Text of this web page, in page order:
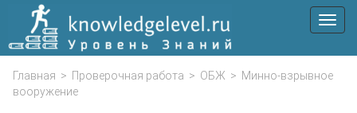
Меню
Главная > Проверочная работа > ОБЖ > Минно-взрывное
вооружение